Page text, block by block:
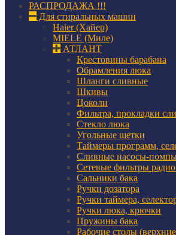
РАСПРОДАЖА !!!
Для стиральных машин
Haier (Хайер)
MIELE (Миле)
АТЛАНТ
Крестовины барабана
Обрамления люка
Шланги сливные
Шкивы
Цоколи
Фильтра, прокладки
Стекло люка
Угольные щетки
Таймеры программ,
Сливные насосы-
Сетевые фильтры
Сальники бака
Ручки дозатора
Ручки таймера,
Ручки люка, крючки
Пружины бака
Рабочие столы